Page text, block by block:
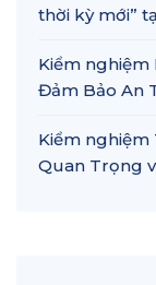
thời kỳ mới”
Kiểm nghiệm
Đảm Bảo An
Kiểm nghiệm
Quan Trọng